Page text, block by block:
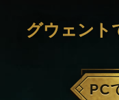
グウェント
PC